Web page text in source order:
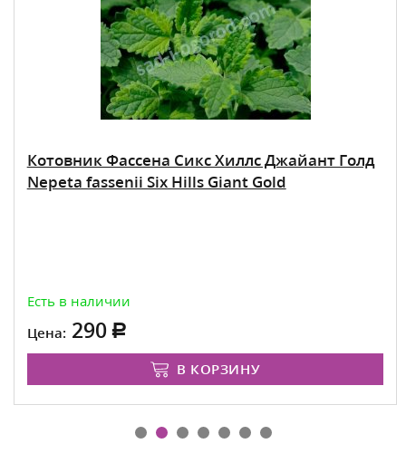
Котовник Фассена Сикс Хиллс Джайант Голд
Nepeta fassenii Six Hills Giant Gold
Есть в наличии
Цена: 290
В КОРЗИНУ